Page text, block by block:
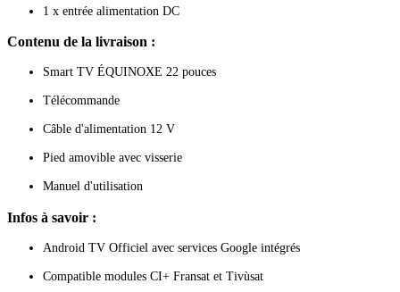
1 x entrée alimentation DC
Contenu de la livraison :
Smart TV ÉQUINOXE 22 pouces
Télécommande
Câble d'alimentation 12 V
Pied amovible avec visserie
Manuel d'utilisation
Infos à savoir :
Android TV Officiel avec services Google intégrés
Compatible modules CI+ Fransat et Tivùsat